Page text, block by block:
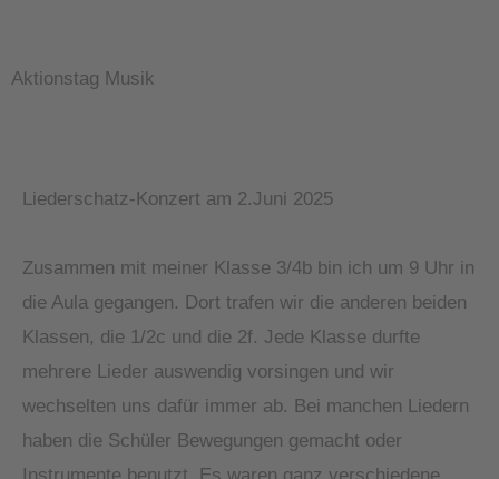
Aktionstag Musik
Liederschatz-Konzert am 2.Juni 2025
Zusammen mit meiner Klasse 3/4b bin ich um 9 Uhr in
die Aula gegangen. Dort trafen wir die anderen beiden
Klassen, die 1/2c und die 2f. Jede Klasse durfte
mehrere Lieder auswendig vorsingen und wir
wechselten uns dafür immer ab. Bei manchen Liedern
haben die Schüler Bewegungen gemacht oder